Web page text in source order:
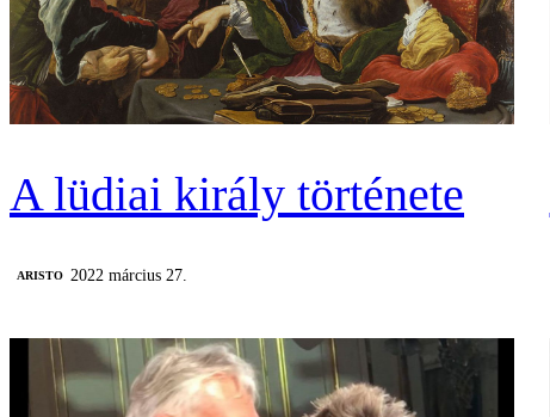
A lüdiai király története
ARISTO 2022 március 27.